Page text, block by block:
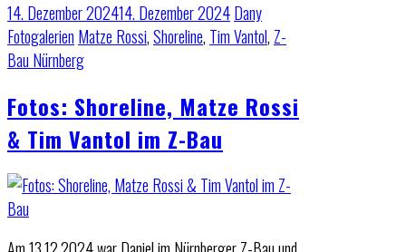
14. Dezember 202414. Dezember 2024Dany
Fotogalerien Matze Rossi,Shoreline, Tim Vantol, Z-
Bau Nürnberg
Fotos: Shoreline, Matze Rossi
& Tim Vantol im Z-Bau